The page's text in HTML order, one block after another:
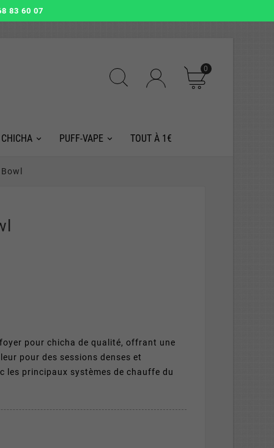
83 60 07
0
PUFF-VAPE TOUT À 1€
pour chicha de qualité, offrant une
pour des sessions denses et
les principaux systèmes de chauffe du